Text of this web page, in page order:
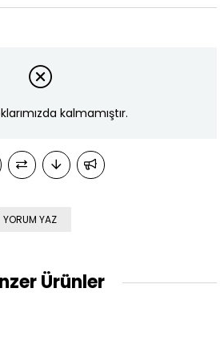
kalmamıştır.
YORUM YAZ
Ürünler